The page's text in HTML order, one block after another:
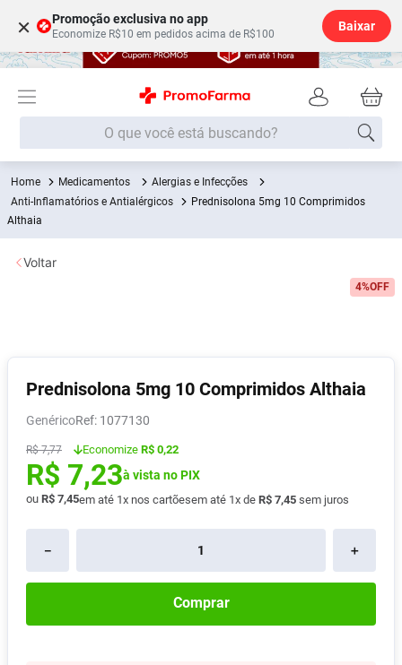
× Promoção exclusiva no app
Economize R$10 em pedidos acima de R$100
Baixar
O que você está buscando?
Medicamentos
Alergias e Infecções
Anti-Inflamatórios e Antialérgicos
Prednisolona 5mg 10 Comprimidos
Althaia
4%OFF
Prednisolona 5mg 10 Comprimidos Althaia
Genérico : 1077130
R$ 7,77 Economize R$ 0,22
R$ 7,23à vista no PIX
ou R$ 7,45em até 1x nos cartõesem até 1x de R$ 7,45 sem juros
＋
－
Comprar
Voltar
Termos mais buscados
7º Shampoo
8º Absorvente
9º Pampers Confort Sec
10 Lavitan